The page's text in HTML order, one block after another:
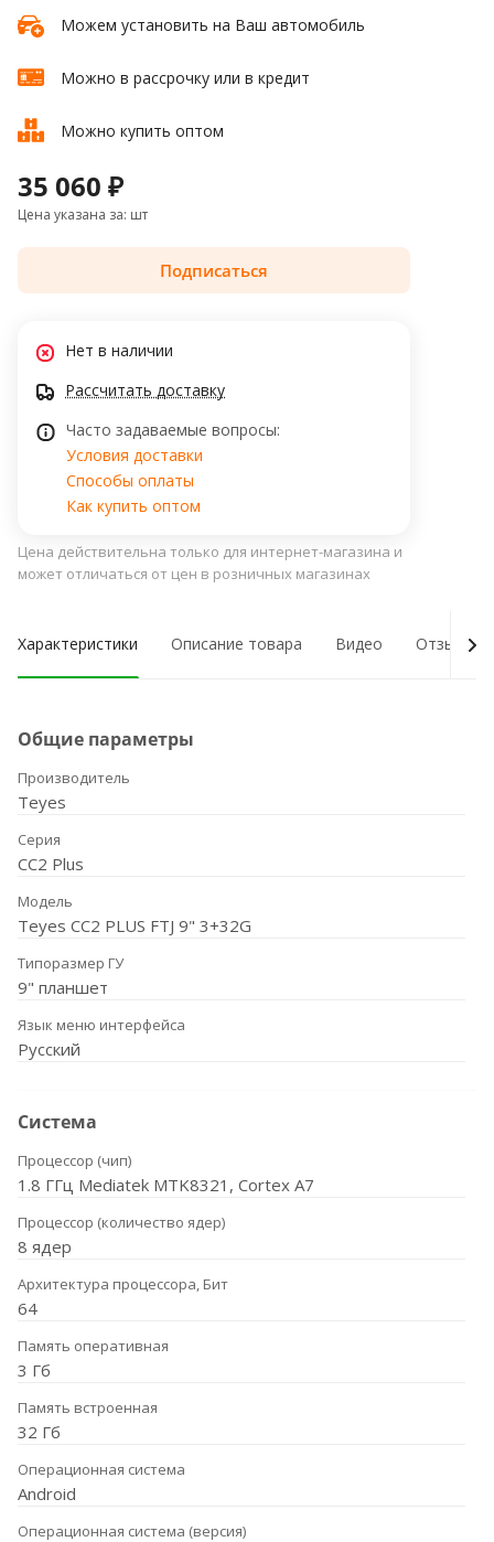
Можем установить на Ваш автомобиль
Можно в рассрочку или в кредит
Можно купить оптом
35 060 ₽
Цена указана за: шт
Подписаться
Нет в наличии
Рассчитать доставку
Часто задаваемые вопросы:
Условия доставки
Способы оплаты
Как купить оптом
Цена действительна только для интернет-магазина и
может отличаться от цен в розничных магазинах
Характеристики Описание товара Видео Отзывы о
Общие параметры
Производитель
Teyes
Серия
CC2 Plus
Модель
Teyes CC2 PLUS FTJ 9" 3+32G
Типоразмер ГУ
9" планшет
Язык меню интерфейса
Русский
Система
Процессор (чип)
1.8 ГГц Mediatek MTK8321, Cortex A7
Процессор (количество ядер)
8 ядер
Архитектура процессора, Бит
64
Память оперативная
3 Гб
Память встроенная
32 Гб
Операционная система
Android
Операционная система (версия)